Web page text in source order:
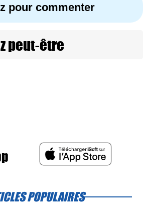
pour commenter
peut-être
POPULAIRES